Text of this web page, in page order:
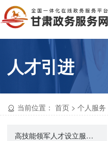
人才引进
当前位置： 首页 >个人服务
高技能领军人才设立服务窗口、提出相关服务申请